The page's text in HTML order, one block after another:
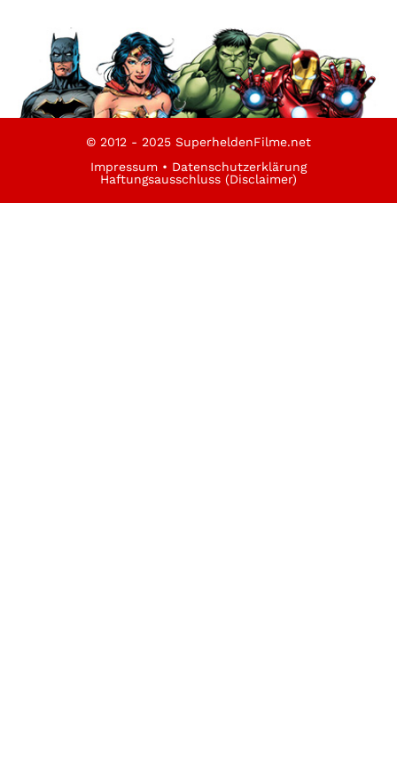
© 2012 - 2025 SuperheldenFilme.net
Impressum • Datenschutzerklärung
Haftungsausschluss (Disclaimer)